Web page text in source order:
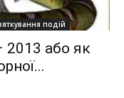
подій
2013 або як